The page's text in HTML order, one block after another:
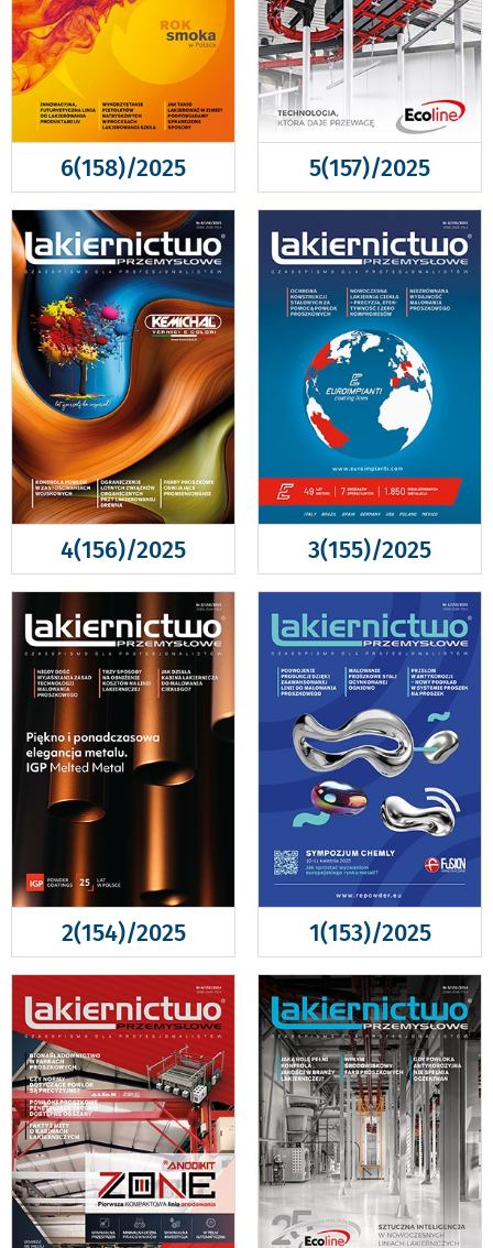
6(158)/2025 5(157)/2025
4(156)/2025 3(155)/2025
2(154)/2025 1(153)/2025